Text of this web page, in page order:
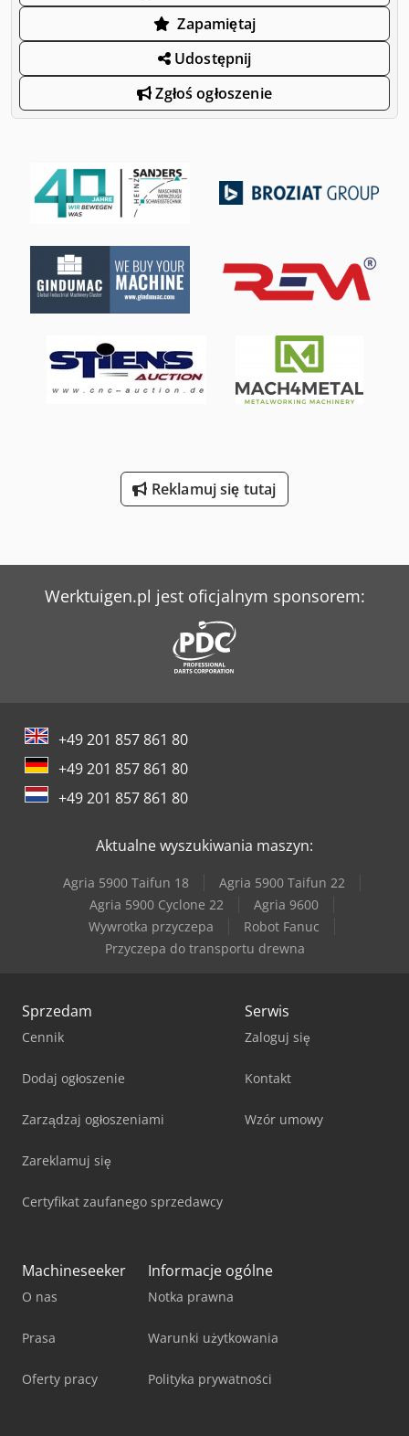
Zapamiętaj
Udostępnij
Zgłoś ogłoszenie
Reklamuj się tutaj
Werktuigen.pl jest oficjalnym sponsorem:
+49 201 857 861 80
+49 201 857 861 80
+49 201 857 861 80
Aktualne wyszukiwania maszyn:
Agria 5900 Taifun 18
Agria 5900 Taifun 22
Agria 5900 Cyclone 22
Agria 9600
Wywrotka przyczepa
Robot Fanuc
Przyczepa do transportu drewna
Sprzedam
Cennik
Dodaj ogłoszenie
Zarządzaj ogłoszeniami
Zareklamuj się
Certyfikat zaufanego sprzedawcy
Serwis
Zaloguj się
Kontakt
Wzór umowy
Machineseeker
O nas
Prasa
Oferty pracy
Informacje ogólne
Notka prawna
Warunki użytkowania
Polityka prywatności